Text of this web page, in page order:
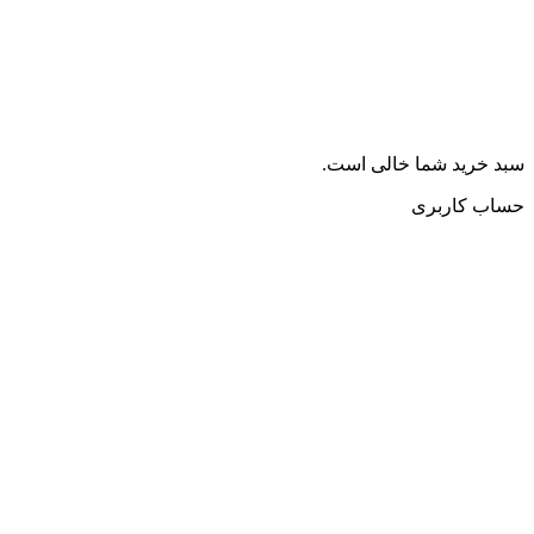
سبد خرید شما خالی است.
حساب کاربری